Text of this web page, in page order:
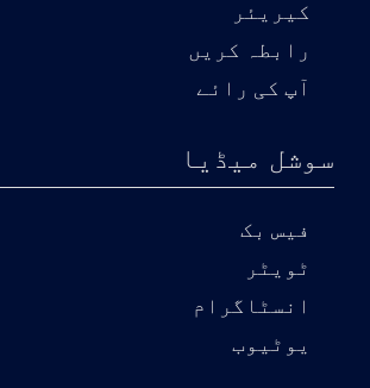
کیریئر
رابطہ کریں
آپ کی رائے
سوشل میڈیا
فیس بک
ٹویٹر
انسٹاگرام
یوٹیوب